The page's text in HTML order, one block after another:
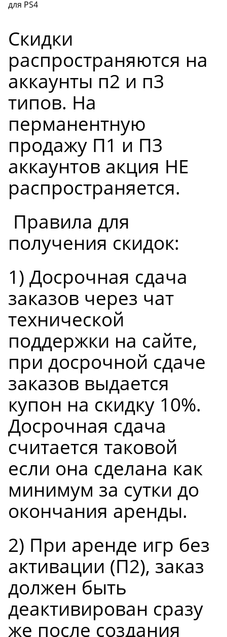
для PS4
Скидки
распространяются на
аккаунты п2 и п3
типов. На
перманентную
продажу П1 и П3
аккаунтов акция НЕ
распространяется.
Правила для
получения скидок:
1) Досрочная сдача
заказов через чат
технической
поддержки на сайте,
при досрочной сдаче
заказов выдается
купон на скидку 10%.
Досрочная сдача
считается таковой
если она сделана как
минимум за сутки до
окончания аренды.
2) При аренде игр без
активации (П2), заказ
должен быть
деактивирован сразу
же после создания